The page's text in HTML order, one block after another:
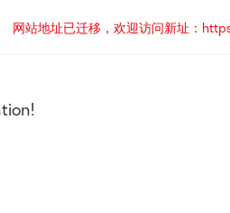
网站地址已迁移，欢迎访问新址：